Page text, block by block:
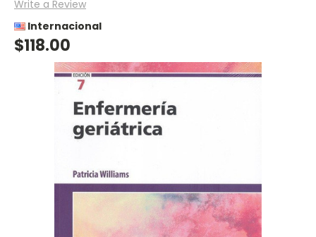
Write a Review
Internacional
$118.00